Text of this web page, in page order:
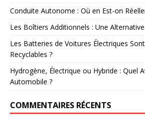
Conduite Autonome : Où en Est-on
Les Boîtiers Additionnels : Une
Les Batteries de Voitures Électriques
Recyclables ?
Hydrogène, Électrique ou Hybride : Quel
Automobile ?
COMMENTAIRES RÉCENTS